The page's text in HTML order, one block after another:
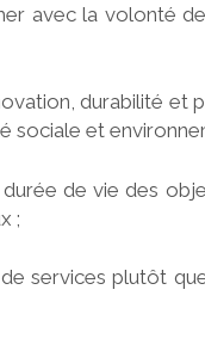
avec la volonté
durabilité et
sociale et
de vie des
;
services plutôt